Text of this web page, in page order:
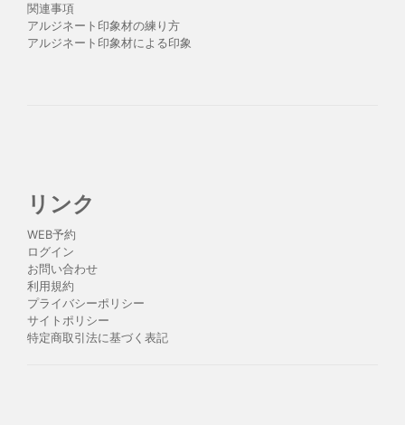
関連事項
アルジネート印象材の練り方
アルジネート印象材による印象
リンク
WEB予約
ログイン
お問い合わせ
利用規約
プライバシーポリシー
サイトポリシー
特定商取引法に基づく表記